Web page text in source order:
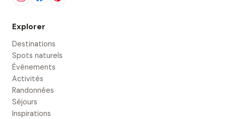
Explorer
Destinations
Spots naturels
Événements
Activités
Randonnées
Séjours
Inspirations